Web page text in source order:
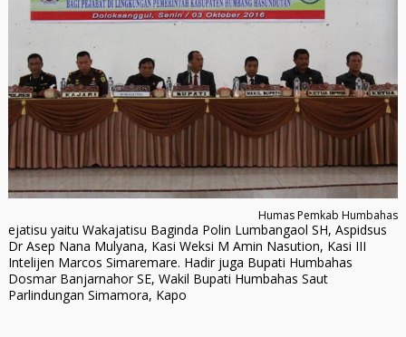
Humas Pemkab Humbahas
ejatisu yaitu Wakajatisu Baginda Polin Lumbangaol SH, Aspidsus
Dr Asep Nana Mulyana, Kasi Weksi M Amin Nasution, Kasi III
Intelijen Marcos Simaremare. Hadir juga Bupati Humbahas
Dosmar Banjarnahor SE, Wakil Bupati Humbahas Saut
Parlindungan Simamora, Kapo